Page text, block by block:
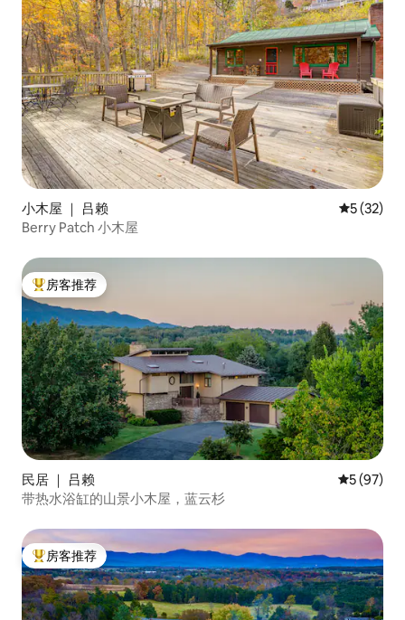
小木屋 ｜ 吕赖 平均评分
5 (32)
Berry Patch 小木屋
热门「房客推荐」
房客推荐
民居 ｜ 吕赖 平均评分
5 (97)
带热水浴缸的山景小木屋，蓝云杉
热门「房客推荐」
房客推荐